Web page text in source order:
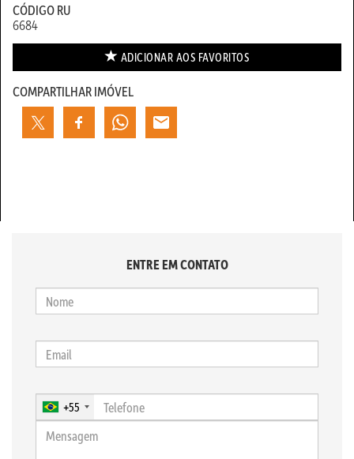
CÓDIGO RU
6684
ADICIONAR AOS FAVORITOS
COMPARTILHAR IMÓVEL
ENTRE EM CONTATO
+55